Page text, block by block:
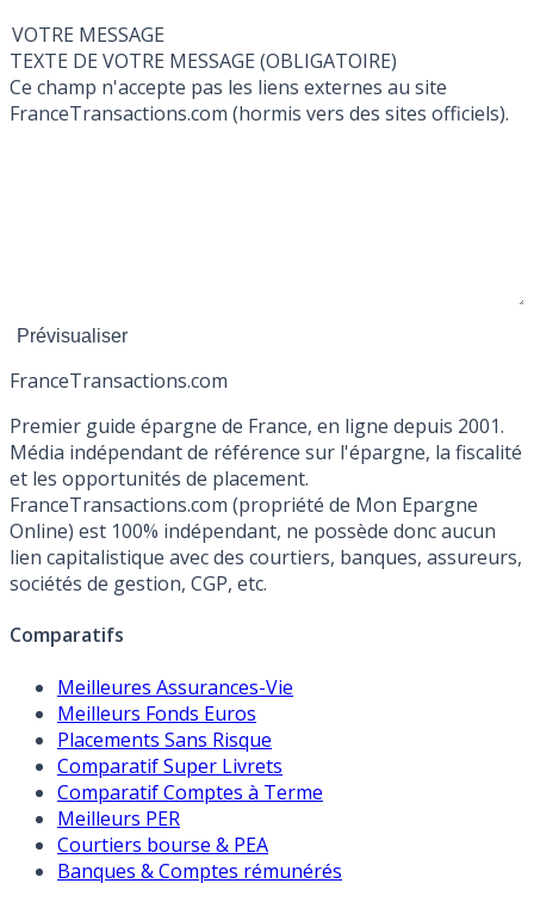
VOTRE MESSAGE
TEXTE DE VOTRE MESSAGE (OBLIGATOIRE)
Ce champ n'accepte pas les liens externes au site
FranceTransactions.com (hormis vers des sites officiels).
FranceTransactions.com
Premier guide épargne de France, en ligne depuis 2001.
Média indépendant de référence sur l'épargne, la fiscalité
et les opportunités de placement.
FranceTransactions.com (propriété de Mon Epargne
Online) est 100% indépendant, ne possède donc aucun
lien capitalistique avec des courtiers, banques, assureurs,
sociétés de gestion, CGP, etc.
Comparatifs
Meilleures Assurances-Vie
Meilleurs Fonds Euros
Placements Sans Risque
Comparatif Super Livrets
Comparatif Comptes à Terme
Meilleurs PER
Courtiers bourse & PEA
Banques & Comptes rémunérés